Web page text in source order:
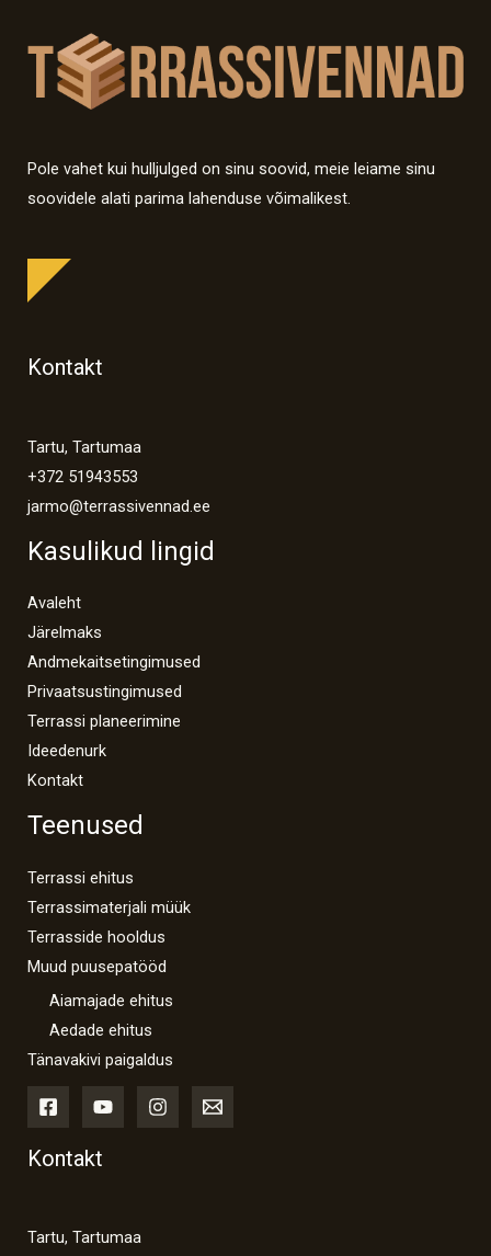
Pole vahet kui hulljulged on sinu soovid, meie leiame sinu
soovidele alati parima lahenduse võimalikest.
Kontakt
Tartu, Tartumaa
+372 51943553
jarmo@terrassivennad.ee
Kasulikud lingid
Avaleht
Järelmaks
Andmekaitsetingimused
Privaatsustingimused
Terrassi planeerimine
Ideedenurk
Kontakt
Teenused
Terrassi ehitus
Terrassimaterjali müük
Terrasside hooldus
Muud puusepatööd
Aiamajade ehitus
Aedade ehitus
Tänavakivi paigaldus
Kontakt
Tartu, Tartumaa